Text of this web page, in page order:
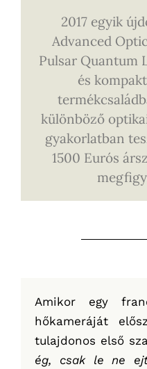
2017 egyik
Advanced
Pulsar Quantum
és
különböző
gyakorlatban
1500 Eurós
Amikor egy
hőkameráját
tulajdonos első
ég, csak le ne